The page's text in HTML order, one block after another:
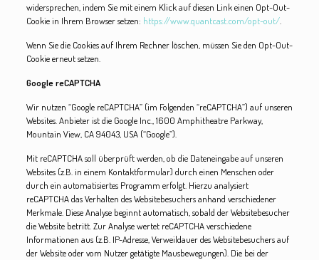
widersprechen, indem Sie mit einem Klick auf diesen Link einen Opt-Out-
Cookie in Ihrem Browser setzen: https://www.quantcast.com/opt-out/.
Wenn Sie die Cookies auf Ihrem Rechner löschen, müssen Sie den Opt-Out-
Cookie erneut setzen.
Google reCAPTCHA
Wir nutzen “Google reCAPTCHA” (im Folgenden “reCAPTCHA”) auf unseren
Websites. Anbieter ist die Google Inc., 1600 Amphitheatre Parkway,
Mountain View, CA 94043, USA (“Google”).
Mit reCAPTCHA soll überprüft werden, ob die Dateneingabe auf unseren
Websites (z.B. in einem Kontaktformular) durch einen Menschen oder
durch ein automatisiertes Programm erfolgt. Hierzu analysiert
reCAPTCHA das Verhalten des Websitebesuchers anhand verschiedener
Merkmale. Diese Analyse beginnt automatisch, sobald der Websitebesucher
die Website betritt. Zur Analyse wertet reCAPTCHA verschiedene
Informationen aus (z.B. IP-Adresse, Verweildauer des Websitebesuchers auf
der Website oder vom Nutzer getätigte Mausbewegungen). Die bei der